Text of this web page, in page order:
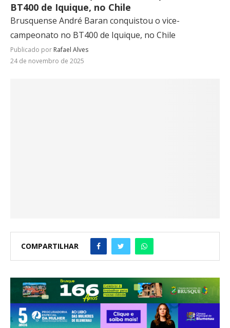
BT400 de Iquique, no Chile
Brusquense André Baran conquistou o vice-
campeonato no BT400 de Iquique, no Chile
Publicado por Rafael Alves
24 de novembro de 2025
COMPARTILHAR